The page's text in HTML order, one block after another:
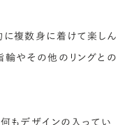
に複数身に着けて楽しん
輪やその他のリングとの
もデザインの入ってい